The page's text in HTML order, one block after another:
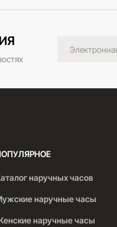
наручных часов
наручные часы
наручные часы